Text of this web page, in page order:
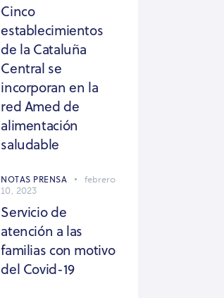
Cinco
establecimientos
de la Cataluña
Central se
incorporan en la
red Amed de
alimentación
saludable
NOTAS PRENSA
febrero
10, 2023
Servicio de
atención a las
familias con motivo
del Covid-19